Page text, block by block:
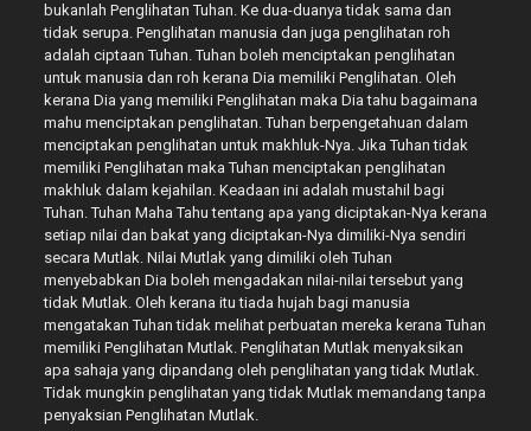
bukanlah Penglihatan Tuhan. Ke dua-duanya tidak sama dan
tidak serupa. Penglihatan manusia dan juga penglihatan roh
adalah ciptaan Tuhan. Tuhan boleh menciptakan penglihatan
untuk manusia dan roh kerana Dia memiliki Penglihatan. Oleh
kerana Dia yang memiliki Penglihatan maka Dia tahu bagaimana
mahu menciptakan penglihatan. Tuhan berpengetahuan dalam
menciptakan penglihatan untuk makhluk-Nya. Jika Tuhan tidak
memiliki Penglihatan maka Tuhan menciptakan penglihatan
makhluk dalam kejahilan. Keadaan ini adalah mustahil bagi
Tuhan. Tuhan Maha Tahu tentang apa yang diciptakan-Nya kerana
setiap nilai dan bakat yang diciptakan-Nya dimiliki-Nya sendiri
secara Mutlak. Nilai Mutlak yang dimiliki oleh Tuhan
menyebabkan Dia boleh mengadakan nilai-nilai tersebut yang
tidak Mutlak. Oleh kerana itu tiada hujah bagi manusia
mengatakan Tuhan tidak melihat perbuatan mereka kerana Tuhan
memiliki Penglihatan Mutlak. Penglihatan Mutlak menyaksikan
apa sahaja yang dipandang oleh penglihatan yang tidak Mutlak.
Tidak mungkin penglihatan yang tidak Mutlak memandang tanpa
penyaksian Penglihatan Mutlak.